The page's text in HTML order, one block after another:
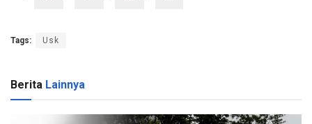
Tags: Usk
Berita Lainnya